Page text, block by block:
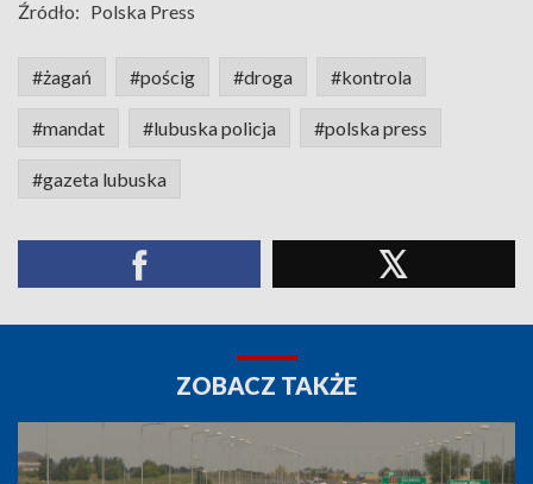
Źródło: Polska Press
#żagań #pościg #droga #kontrola
#mandat #lubuska policja #polska press
#gazeta lubuska
ZOBACZ TAKŻE